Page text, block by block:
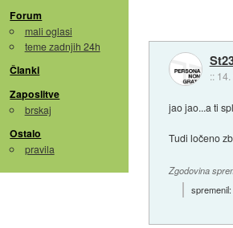
Forum
mali oglasi
teme zadnjih 24h
Članki
Zaposlitve
brskaj
Ostalo
pravila
::
jao jao...a ti
Tudi ločeno
Zgodovina